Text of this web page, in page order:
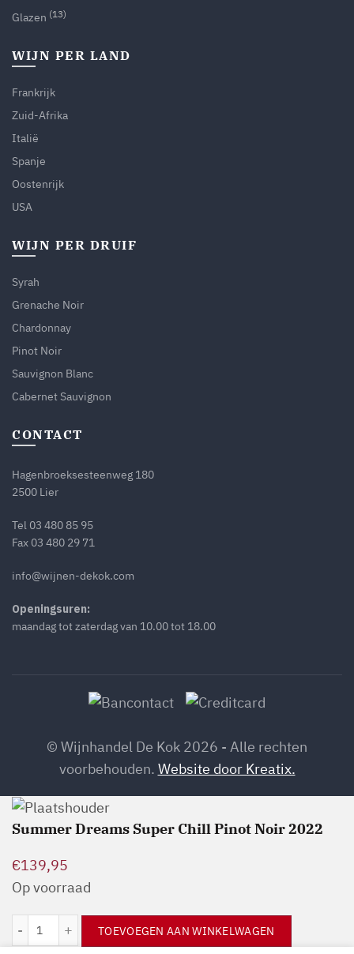
Glazen (13)
WIJN PER LAND
Frankrijk
Zuid-Afrika
Italië
Spanje
Oostenrijk
USA
WIJN PER DRUIF
Syrah
Grenache Noir
Chardonnay
Pinot Noir
Sauvignon Blanc
Cabernet Sauvignon
CONTACT
Hagenbroeksesteenweg 180
2500 Lier
Tel 03 480 85 95
Fax 03 480 29 71
info@wijnen-dekok.com
Openingsuren:
maandag tot zaterdag van 10.00 tot 18.00
© Wijnhandel De Kok 2026 - Alle rechten
voorbehouden. Website door Kreatix.
Summer Dreams Super Chill Pinot Noir 2022
€139,95
Op voorraad
TOEVOEGEN AAN WINKELWAGEN